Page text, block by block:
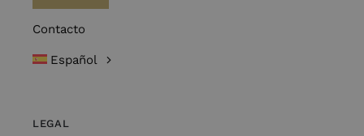
Contacto
Español
LEGAL